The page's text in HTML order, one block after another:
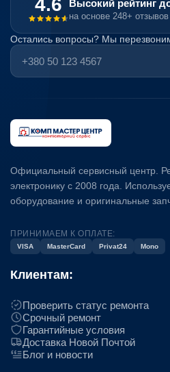
4.6 Высокий рейтинг
на основе 248+ отзывов
Остались вопросы? Мы
Официальный сервисный центр.
электронику с 2008 года.
оборудование и оригинальные
ПРИНИМАЕМ К ОПЛАТЕ:
VISA MasterCard Privat24 Mono
Клиентам:
Проверить статус ремонта
Срочный ремонт
Гарантийные условия
Доставка Новой Почтой
Блог и новости